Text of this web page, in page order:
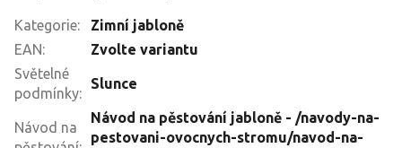
Kategorie:
Zimní jabloně
EAN:
Zvolte variantu
Světelné
podmínky:
Slunce
Návod na
Návod na pěstování jabloně - /navody-na-
pestovani-ovocnych-stromu/navod-na-